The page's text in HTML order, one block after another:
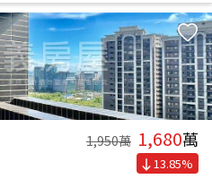
1,950萬 1,680萬
13.85%